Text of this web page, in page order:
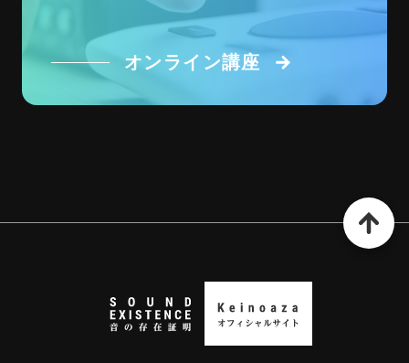
オンライン講座